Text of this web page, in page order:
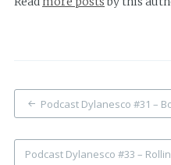
Post
navigation
Podcast Dylanesco #31 –
Podcast Dylanesco #33 –